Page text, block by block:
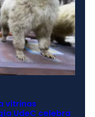
vitrinas
UdeC celebra